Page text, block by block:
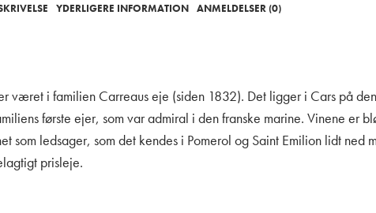
YDERLIGERE INFORMATION ANMELDELSER (0)
været i familien Carreaus eje (siden 1832). Det ligger i Cars på
første ejer, som var admiral i den franske marine. Vinene er
ledsager, som det kendes i Pomerol og Saint Emilion lidt ned
prisleje.